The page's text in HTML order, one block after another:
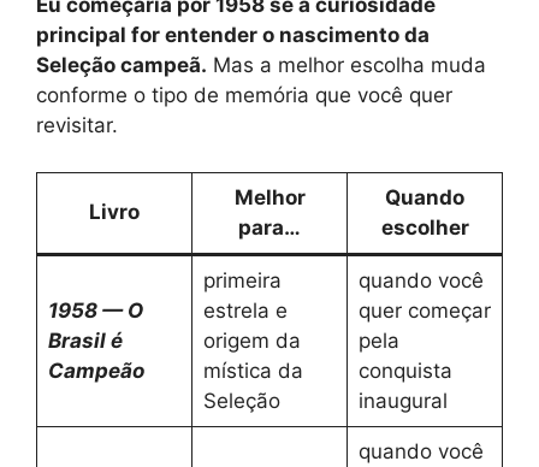
Eu começaria por 1958 se a curiosidade
principal for entender o nascimento da
Seleção campeã. Mas a melhor escolha muda
conforme o tipo de memória que você quer
revisitar.
Livro
Melhor
para…
Quando
escolher
1958 — O
Brasil é
Campeão
primeira
estrela e
origem da
mística da
Seleção
quando você
quer começar
pela
conquista
inaugural
quando você